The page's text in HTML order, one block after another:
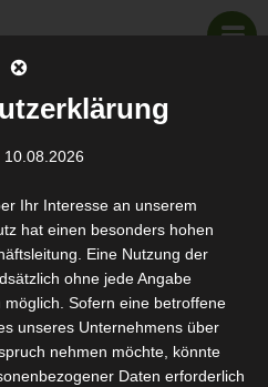
IN DER ÜBERSICHT HAARENTFERNUNG
Warmwachs
ist für viele Frauen und auch
Körpergefühl legen, nicht mehr
10.08.2026
Ihr Interesse an unserem
hat einen besonders hohen
Eine Nutzung der
ohne jede Angabe
Sofern eine betroffene
unseres Unternehmens über
nehmen möchte, könnte
Daten erforderlich